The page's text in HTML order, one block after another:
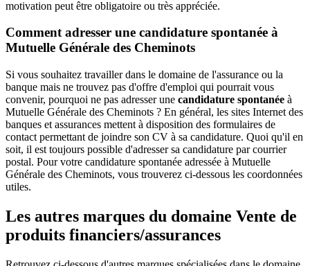
motivation peut être obligatoire ou très appréciée.
Comment adresser une candidature spontanée à
Mutuelle Générale des Cheminots
Si vous souhaitez travailler dans le domaine de l'assurance ou la
banque mais ne trouvez pas d'offre d'emploi qui pourrait vous
convenir, pourquoi ne pas adresser une candidature spontanée à
Mutuelle Générale des Cheminots ? En général, les sites Internet des
banques et assurances mettent à disposition des formulaires de
contact permettant de joindre son CV à sa candidature. Quoi qu'il en
soit, il est toujours possible d'adresser sa candidature par courrier
postal. Pour votre candidature spontanée adressée à Mutuelle
Générale des Cheminots, vous trouverez ci-dessous les coordonnées
utiles.
Les autres marques du domaine Vente de
produits financiers/assurances